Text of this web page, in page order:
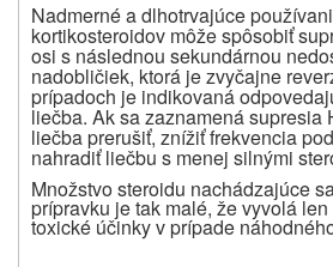
Nadmerné a dlhotrvajúce
kortikosteroidov môže spôsobiť
osi s následnou sekundárnou
nadobličiek, ktorá je zvyčajne
prípadoch je indikovaná
liečba. Ak sa zaznamená supresia
liečba prerušiť, znížiť frekvencia
nahradiť liečbu s menej silnými
Množstvo steroidu nachádzajúce
prípravku je tak malé, že vyvolá
toxické účinky v prípade